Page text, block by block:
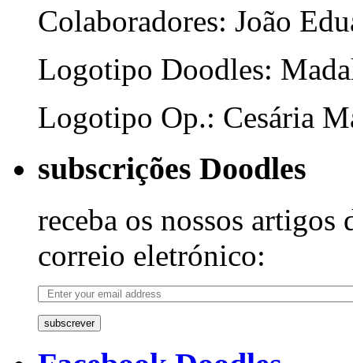
Colaboradores: João
Logotipo Doodles:
Logotipo Op.: Cesária
subscrições Doodles
receba os nossos artigos
correio eletrónico:
subscrever